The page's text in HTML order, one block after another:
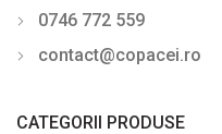
0746 772 559
contact@copacei.ro
CATEGORII PRODUSE